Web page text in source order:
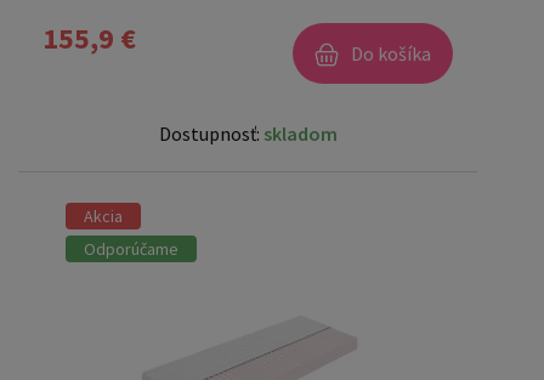
155,9 € Do košíka
Dostupnosť: skladom
Akcia
Odporúčame